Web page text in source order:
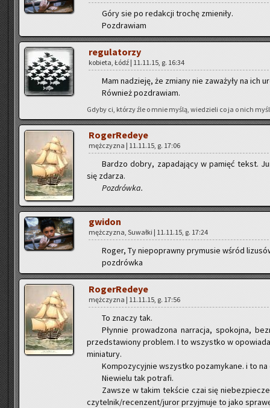
Góry sie po re­dak­cji tro­chę zmie­ni­ły.
Po­zdra­wiam
re­gu­la­to­rzy
ko­bie­ta, Łódź | 11.11.15, g. 16:34
Mam na­dzie­ję, że zmia­ny nie za­wa­ży­ły na ich
Rów­nież po­zdra­wiam.
Gdyby ci, któ­rzy źle o mnie myślą, wie­dzie­li co ja o nich
Ro­ger­Re­deye
męż­czy­zna | 11.11.15, g. 17:06
Bar­dzo dobry, za­pa­da­ją­cy w pa­mięć tekst.
się zda­rza.
Po­zdrów­ka.
gwi­don
męż­czy­zna, Su­wał­ki | 11.11.15, g. 17:24
Roger, Ty nie­po­praw­ny pry­mu­sie wśród
po­zdrów­ka
Ro­ger­Re­deye
męż­czy­zna | 11.11.15, g. 17:56
To zna­czy tak.
Płyn­nie pro­wa­dzo­na nar­ra­cja, spo­koj­na,
przed­sta­wio­ny pro­blem. I to wszyst­ko w
mi­nia­tu­ry.
Kom­po­zy­cyj­nie wszyst­ko po­za­my­ka­ne. i to
Nie­wie­lu tak po­tra­fi.
Za­wsze w takim tek­ście czai się
czy­tel­nik/re­cen­zent/juror przyj­mu­je to jako